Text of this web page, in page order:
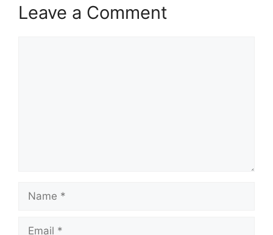
Leave a Comment